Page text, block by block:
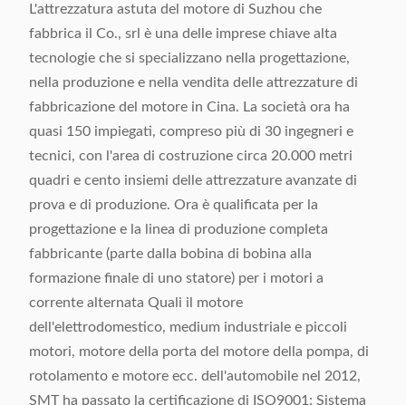
L'attrezzatura astuta del motore di Suzhou che
fabbrica il Co., srl è una delle imprese chiave alta
tecnologie che si specializzano nella progettazione,
nella produzione e nella vendita delle attrezzature di
fabbricazione del motore in Cina. La società ora ha
quasi 150 impiegati, compreso più di 30 ingegneri e
tecnici, con l'area di costruzione circa 20.000 metri
quadri e cento insiemi delle attrezzature avanzate di
prova e di produzione. Ora è qualificata per la
progettazione e la linea di produzione completa
fabbricante (parte dalla bobina di bobina alla
formazione finale di uno statore) per i motori a
corrente alternata Quali il motore
dell'elettrodomestico, medium industriale e piccoli
motori, motore della porta del motore della pompa, di
rotolamento e motore ecc. dell'automobile nel 2012,
SMT ha passato la certificazione di ISO9001: Sistema